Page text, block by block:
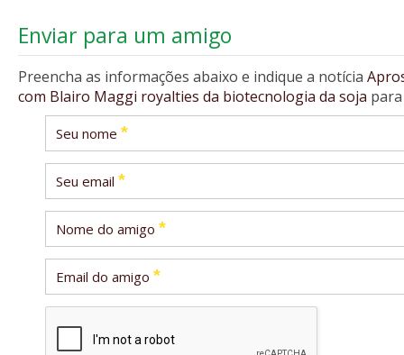
Enviar para um amigo
Preencha as informações abaixo e indique a notícia
com Blairo Maggi royalties da biotecnologia da soja
Seu nome *
Seu email *
Nome do amigo *
Email do amigo *